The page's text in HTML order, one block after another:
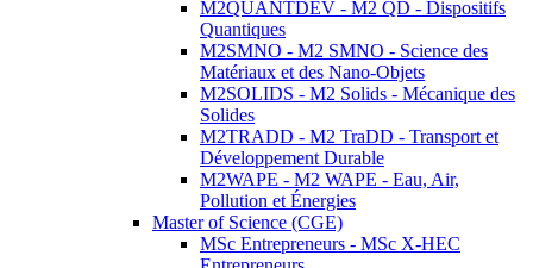
M2QUANTDEV - M2 QD - Dispositifs
Quantiques
M2SMNO - M2 SMNO - Science des
Matériaux et des Nano-Objets
M2SOLIDS - M2 Solids - Mécanique des
Solides
M2TRADD - M2 TraDD - Transport et
Développement Durable
M2WAPE - M2 WAPE - Eau, Air,
Pollution et Énergies
Master of Science (CGE)
MSc Entrepreneurs - MSc X-HEC